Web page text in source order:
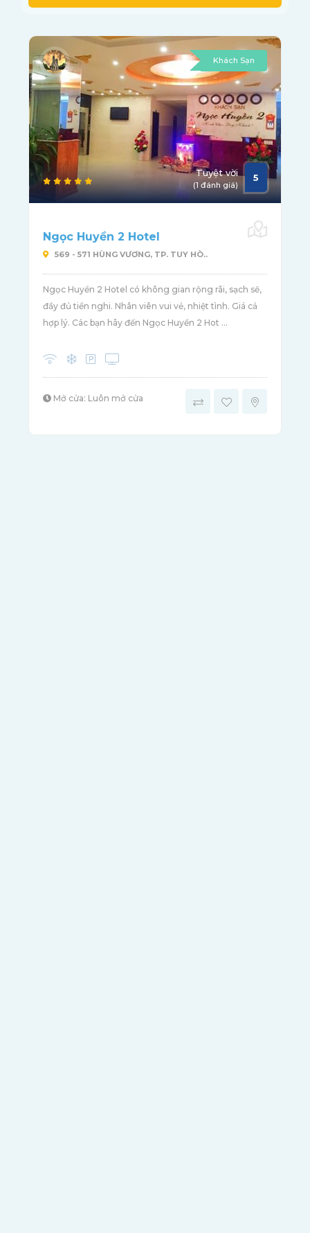
Khách Sạn
Tuyệt vời
(1 đánh giá)
5
Ngọc Huyền 2 Hotel
569 - 571 HÙNG VƯƠNG, TP. TUY HÒ..
Ngọc Huyền 2 Hotel có không gian rộng rãi, sạch sẽ,
đầy đủ tiền nghi. Nhân viên vui vẻ, nhiệt tình. Giá cả
hợp lý. Các bạn hãy đến Ngọc Huyền 2 Hot ...
Mở cửa: Luôn mở cửa